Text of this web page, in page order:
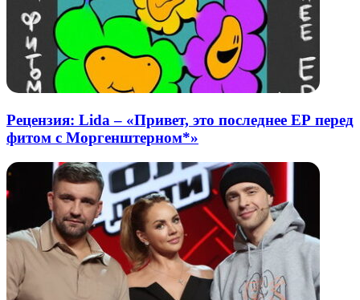
Рецензия: Lida – «Привет, это последнее ЕР перед
фитом с Моргенштерном*»